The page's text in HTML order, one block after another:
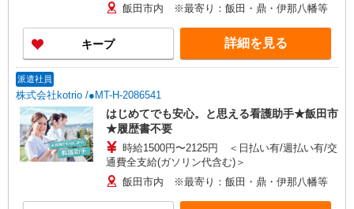
飯田市内 ※最寄り：飯田・鼎・伊那八幡等
キープ 詳細を見る
派遣社員
株式会社kotrio /●MT-H-2086541
はじめてでも安心。と思える看護助手★飯田市
★履歴書不要
時給1500円〜2125円 ＜日払い有/週払い有/交
通費全支給(ガソリン代含む)＞
飯田市内 ※最寄り：飯田・鼎・伊那八幡等